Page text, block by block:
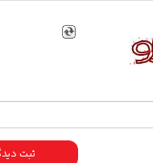
K688 GB
بهتری را نسبت به
این کیبورد
و
سازگار است و
ثبت